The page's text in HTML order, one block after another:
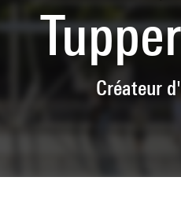
Créateur